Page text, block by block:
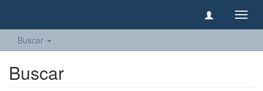
Buscar
Buscar